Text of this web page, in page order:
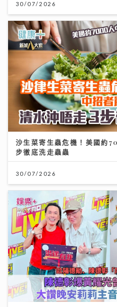
30/07/2026
沙生菜寄生蟲危機！美國約
步徹底洗走蟲蟲
30/07/2026